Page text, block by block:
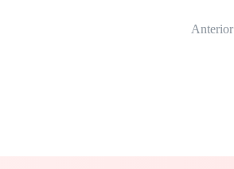
Anterior